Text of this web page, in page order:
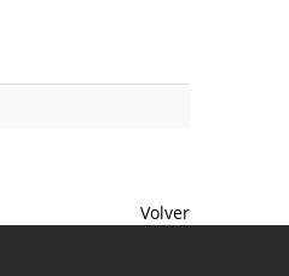
Volver